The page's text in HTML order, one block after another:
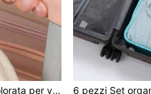
Cinghia regolabile e colorata per valigia, cintura da viaggio portatile per valigia con fibbia di rilascio, accessori da viaggio, facile da trasportare, adatta per auto/viaggio all'aperto, etichetta anti-smarrimento per valigia, articoli essenziali per viaggi estivi, fitness, forniture scolastiche, campeggio, necessità per vacanze, borsa per crociere, forniture scolastiche, accessori scolastici, articoli scolastici